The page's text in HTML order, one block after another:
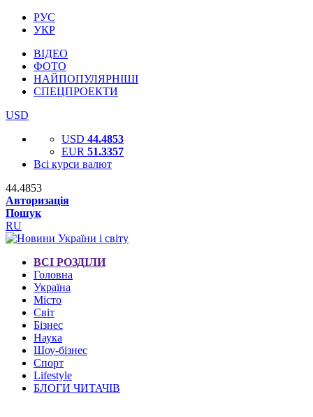
РУС
УКР
ВІДЕО
ФОТО
НАЙПОПУЛЯРНІШІ
СПЕЦПРОЕКТИ
USD
USD 44.4853
EUR 51.3357
Всі курси валют
44.4853
Авторизація
Пошук
RU
ВСІ РОЗДІЛИ
Головна
Україна
Місто
Світ
Бізнес
Наука
Шоу-бізнес
Спорт
Lifestyle
БЛОГИ ЧИТАЧІВ